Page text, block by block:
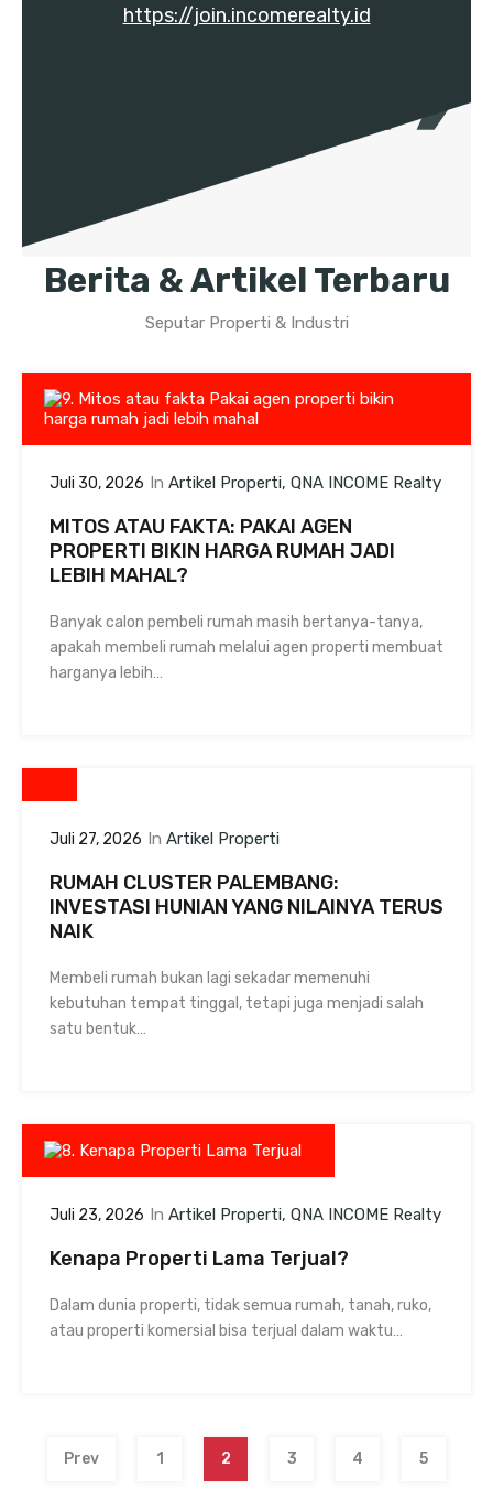
https://join.incomerealty.id
Berita & Artikel Terbaru
Seputar Properti & Industri
Juli 30, 2026 In Artikel Properti QNA INCOME Realty
MITOS ATAU FAKTA: PAKAI AGEN
PROPERTI BIKIN HARGA RUMAH JADI
LEBIH MAHAL?
Banyak calon pembeli rumah masih bertanya-tanya,
apakah membeli rumah melalui agen properti membuat
harganya lebih…
Juli 27, 2026 In Artikel Properti
RUMAH CLUSTER PALEMBANG:
INVESTASI HUNIAN YANG NILAINYA TERUS
NAIK
Membeli rumah bukan lagi sekadar memenuhi
kebutuhan tempat tinggal, tetapi juga menjadi salah
satu bentuk…
Juli 23, 2026 In Artikel Properti QNA INCOME Realty
Kenapa Properti Lama Terjual?
Dalam dunia properti, tidak semua rumah, tanah, ruko,
atau properti komersial bisa terjual dalam waktu…
Prev 1 2 3 4 5